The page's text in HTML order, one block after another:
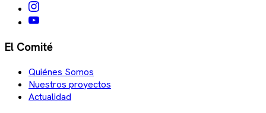
El Comité
Quiénes Somos
Nuestros proyectos
Actualidad